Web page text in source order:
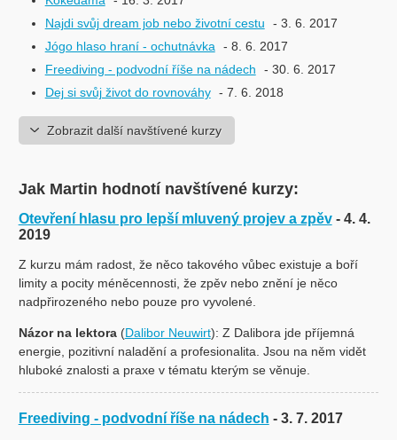
Najdi svůj dream job nebo životní cestu
- 3. 6. 2017
Jógo hlaso hraní - ochutnávka
- 8. 6. 2017
Freediving - podvodní říše na nádech
- 30. 6. 2017
Dej si svůj život do rovnováhy - 7. 6. 2018
Zobrazit další navštívené kurzy
Jak Martin hodnotí navštívené kurzy:
Otevření hlasu pro lepší mluvený projev a zpěv - 4. 4.
2019
Z kurzu mám radost, že něco takového vůbec existuje a boří
limity a pocity méněcennosti, že zpěv nebo znění je něco
nadpřirozeného nebo pouze pro vyvolené.
Názor na lektora(Dalibor Neuwirt): Z Dalibora jde příjemná
energie, pozitivní naladění a profesionalita. Jsou na něm vidět
hluboké znalosti a praxe v tématu kterým se věnuje.
Freediving - podvodní říše na nádech - 3. 7. 2017